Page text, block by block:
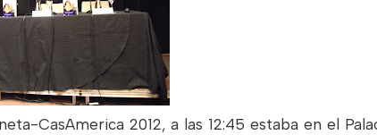
CasAmerica 2012, a las 12:45 estaba en el